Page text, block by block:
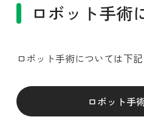
ロボット手術
ロボット手術については下
ロボット手